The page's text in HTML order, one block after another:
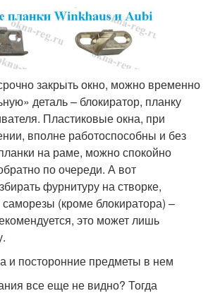
закрыть окно, можно временно
деталь – блокиратор, планку
Пластиковые окна, при
вполне работоспособны и без
на раме, можно спокойно
по очереди. А вот
фурнитуру на створке,
саморезы (кроме блокиратора) –
это может лишь
и посторонние предметы в нем
все еще не видно? Тогда